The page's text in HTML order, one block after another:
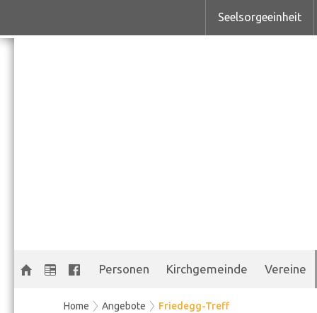
Seelsorgeeinheit
Personen Kirchgemeinde Vereine
Home Angebote Friedegg-Treff